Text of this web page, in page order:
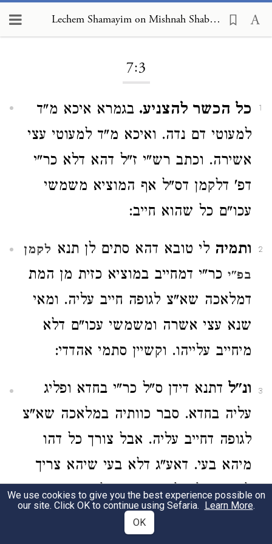
Lechem Shamayim on Mishnah Shabbat 7:3
7:3
1 כל הכשר להצניע. בגמרא איכא מ"ד
למעוטי דם נדה. ואיכא מ"ד למעוטי עצי
אשירה. וכתב רש"י ז"ל דהא דלא כר"י
דפ' דלקמן דס"ל אף המוציא משמשי
עכו"ם כל שהוא חייב:
2 ותמיה לי טובא דהא סתים לן תנא לקמן
בפ"י כר"י דמחייב במוציא כזית מן המת
דמלאכה שא"צ לגופה חייב עליה. ומאי
שנא עצי אשרה ומשמשי עכו"ם דלא
מיחייב עלייהו. וקשיין סתמי אהדדי:
3 ונ"ל דתנא דידן ס"ל כר"י בחדא ופליג
עליה בחדא. סבר כוותיה במלאכה שא"צ
לגופה דחייב עליה. אבל צורך כל דהו
מיהא בעי. דאע"ג דלא בעי שיהא צריך
לגופה של מלאכה. שאם לא היה המת
בבית לא היה צריך להוצאה זו. אפ"ה
We use cookies to give you the best experience possible on
our site. Click OK to continue using Sefaria. Learn More.
OK